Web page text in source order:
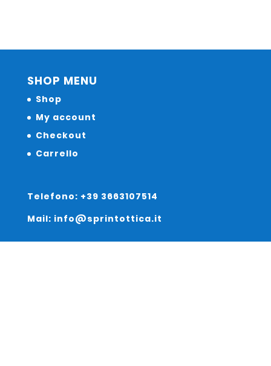
SHOP MENU
Shop
My account
Checkout
Carrello
Telefono: +39 3663107514
Mail: info@sprintottica.it